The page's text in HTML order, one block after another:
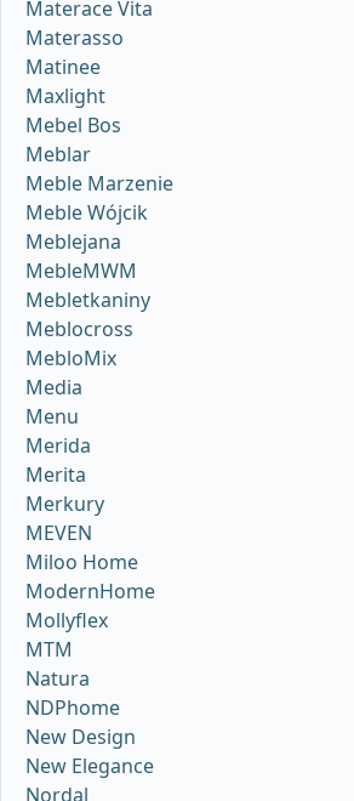
Materace Vita
Materasso
Matinee
Maxlight
Mebel Bos
Meblar
Meble Marzenie
Meble Wójcik
Meblejana
MebleMWM
Mebletkaniny
Meblocross
MebloMix
Media
Menu
Merida
Merita
Merkury
MEVEN
Miloo Home
ModernHome
Mollyflex
MTM
Natura
NDPhome
New Design
New Elegance
Nordal